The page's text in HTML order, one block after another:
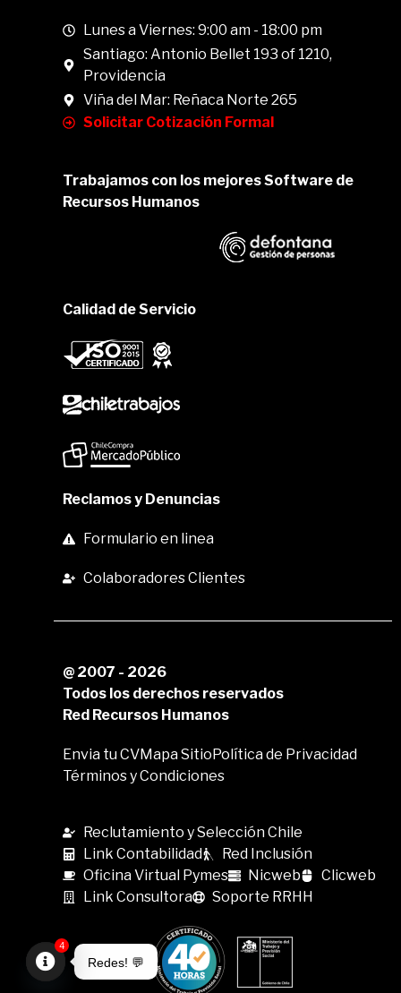
Lunes a Viernes: 9:00 am - 18:00 pm
Santiago: Antonio Bellet 193 of 1210,
Providencia
Viña del Mar: Reñaca Norte 265
Solicitar Cotización Formal
Trabajamos con los mejores Software de
Recursos Humanos
Calidad de Servicio
Reclamos y Denuncias
Formulario en linea
Colaboradores Clientes
@ 2007 - 2026
Todos los derechos reservados
Red Recursos Humanos
Envia tu CVMapa SitioPolítica de Privacidad
Términos y Condiciones
Reclutamiento y Selección Chile
Link Contabilidad
Red Inclusión
Oficina Virtual Pymes
Nicweb
Clicweb
Link Consultora
Soporte RRHH
Redes! 💬
4